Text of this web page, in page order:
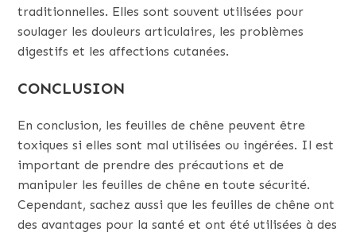
traditionnelles. Elles sont souvent utilisées pour
soulager les douleurs articulaires, les problèmes
digestifs et les affections cutanées.
CONCLUSION
En conclusion, les feuilles de chêne peuvent être
toxiques si elles sont mal utilisées ou ingérées. Il est
important de prendre des précautions et de
manipuler les feuilles de chêne en toute sécurité.
Cependant, sachez aussi que les feuilles de chêne ont
des avantages pour la santé et ont été utilisées à des